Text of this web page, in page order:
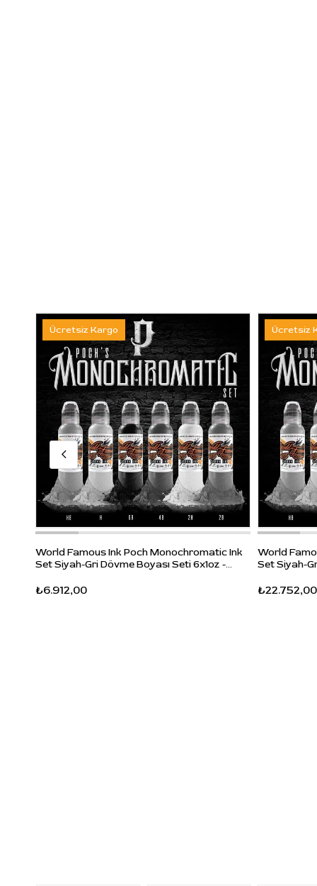
World Famous Ink Poch Monochromatic Ink
Set Siyah-Gri Dövme Boyası Seti 6x1oz -
₺6.912,00
Ücretsiz Kargo
World
Set Siyah-
₺22.752,00
Ücretsiz